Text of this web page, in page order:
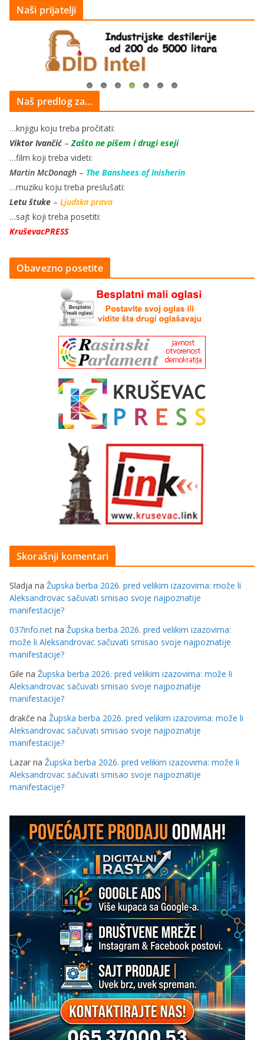
Naši prijatelji
Naš predlog za…
…knjigu koju treba pročitati:
Viktor Ivančić–Zašto ne pišem i drugi eseji
…film koji treba videti:
Martin McDonagh – The Banshees of Inisherin
…muziku koju treba preslušati:
Letu štuke – Ljudska prava
…sajt koji treba posetiti:
KruševacPRESS
Obavezno posetite
Skorašnji komentari
Sladja na Župska berba 2026. pred velikim izazovima: može li
Aleksandrovac sačuvati smisao svoje najpoznatije
manifestacije?
037info.net na Župska berba 2026. pred velikim izazovima:
može li Aleksandrovac sačuvati smisao svoje najpoznatije
manifestacije?
Gile na Župska berba 2026. pred velikim izazovima: može li
Aleksandrovac sačuvati smisao svoje najpoznatije
manifestacije?
drakče na Župska berba 2026. pred velikim izazovima: može li
Aleksandrovac sačuvati smisao svoje najpoznatije
manifestacije?
Lazar na Župska berba 2026. pred velikim izazovima: može li
Aleksandrovac sačuvati smisao svoje najpoznatije
manifestacije?